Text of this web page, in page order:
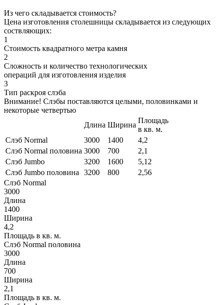
Из чего складывается стоимость?
Цена изготовления столешницы складывается из следующих
соствляющих:
1
Стоимость квадратного метра камня
2
Сложность и количество технологических
операций для изготовления изделия
3
Тип раскроя слэба
Внимание! Слэбы поставляются целыми, половинками и
некоторые четвертью
Длина Ширина
Площадь
в кв. м.
Слэб Normal
3000 1400
4,2
Слэб Normal половина 3000 700
2,1
Слэб Jumbo
3200 1600
5,12
Слэб Jumbo половина
3200 800
2,56
Слэб Normal
3000
Длина
1400
Ширина
4,2
Площадь в кв. м.
Слэб Normal половина
3000
Длина
700
Ширина
2,1
Площадь в кв. м.